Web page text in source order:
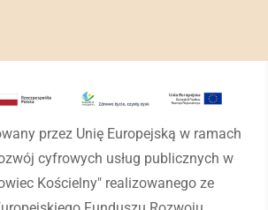
przez Unię Europejską w ramach
cyfrowych usług publicznych w
Kościelny" realizowanego ze